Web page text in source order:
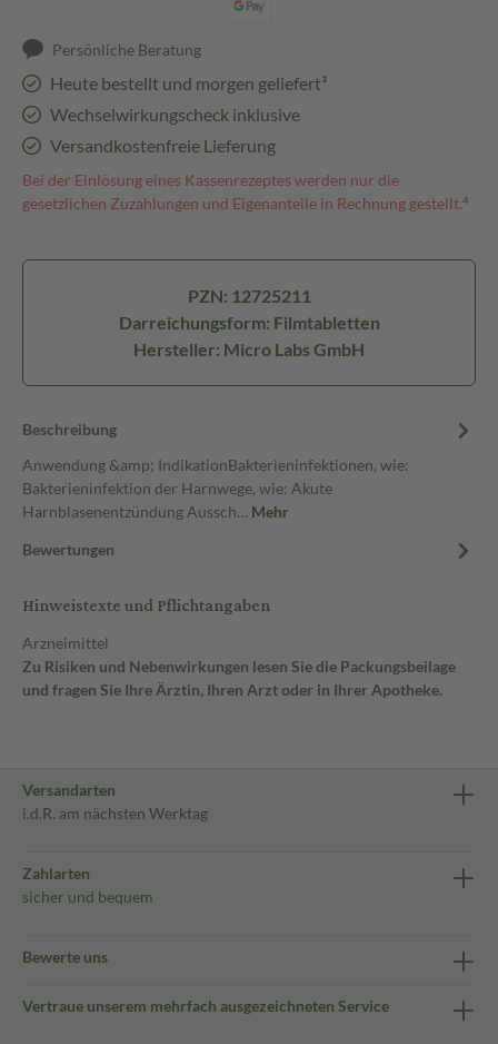
Persönliche Beratung
Heute bestellt und morgen geliefert³
Wechselwirkungscheck inklusive
Versandkostenfreie Lieferung
Bei der Einlösung eines Kassenrezeptes werden nur die
gesetzlichen Zuzahlungen und Eigenanteile in Rechnung gestellt.⁴
PZN: 12725211
Darreichungsform: Filmtabletten
Hersteller: Micro Labs GmbH
Beschreibung
Anwendung &amp; IndikationBakterieninfektionen, wie:
Bakterieninfektion der Harnwege, wie: Akute
Harnblasenentzündung Aussch… Mehr
Bewertungen
Hinweistexte und Pflichtangaben
Arzneimittel
Zu Risiken und Nebenwirkungen lesen Sie die Packungsbeilage
und fragen Sie Ihre Ärztin, Ihren Arzt oder in Ihrer Apotheke.
Versandarten
i.d.R. am nächsten Werktag
Zahlarten
sicher und bequem
Bewerte uns
Vertraue unserem mehrfach ausgezeichneten Service